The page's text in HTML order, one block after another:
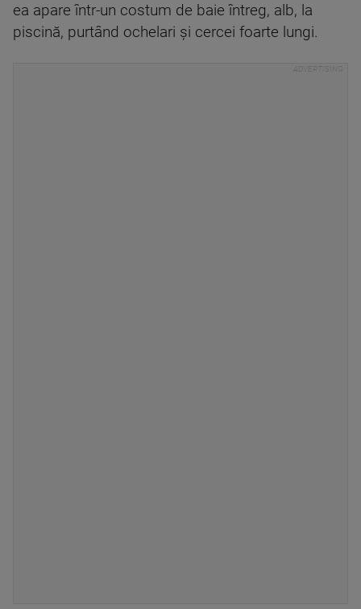
ea apare într-un costum de baie întreg, alb, la
piscină, purtând ochelari și cercei foarte lungi.